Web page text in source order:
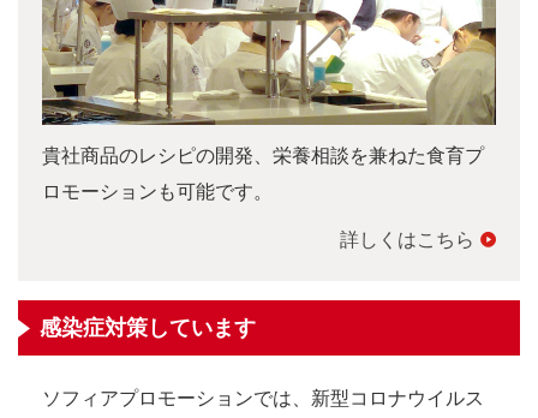
貴社商品のレシピの開発、栄養相談を兼ねた食育プ
ロモーションも可能です。
詳しくはこちら
感染症対策しています
ソフィアプロモーションでは、新型コロナウイルス